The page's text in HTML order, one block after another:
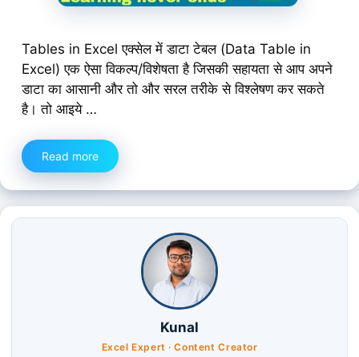
Tables in Excel एक्सेल में डाटा टेबल (Data Table in
Excel) एक ऐसा विकल्प/विशेषता है जिसकी सहायता से आप अपने
डाटा का आसानी और तो और सरल तरीके से विश्लेषण कर सकते
है। तो आइये …
Read more
Kunal
Excel Expert · Content Creator